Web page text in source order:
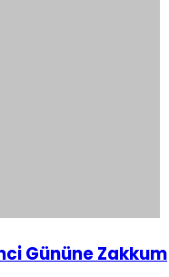
Gününe Zakkum